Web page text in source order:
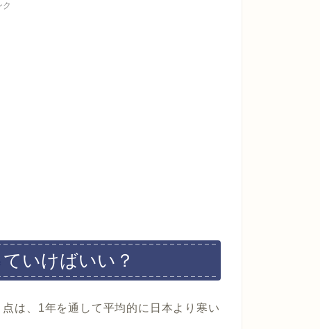
ク
いけばいい？
は、1年を通して平均的に 日本より寒い